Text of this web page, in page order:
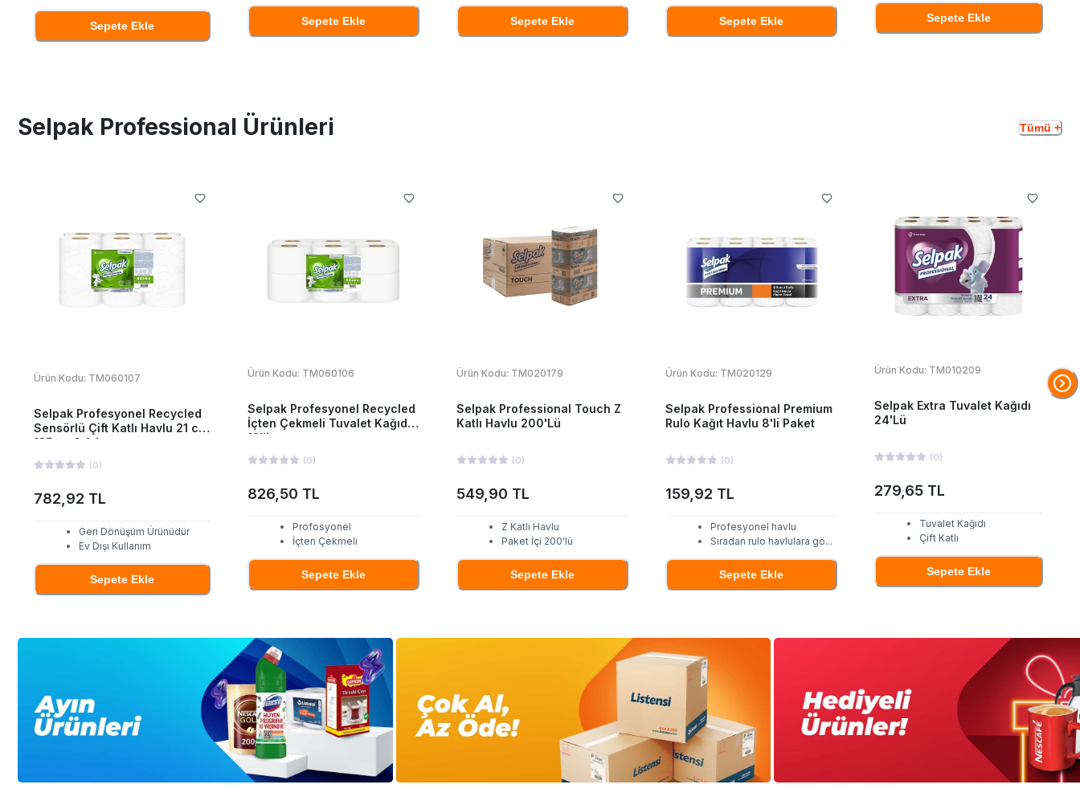
Sepete Ekle Sepete Ekle Sepete Ekle Sepete Ekle Sepete Ekle
Selpak Professional Ürünleri Tümü +
Ürün Kodu: TM060107
Selpak Profesyonel Recycled
Sensörlü Çift Katlı Havlu 21 cm
135 mt 6 Adet
(0)
782,92 TL
Geri Dönüşüm Ürünüdür
Ev Dışı Kullanım
Sepete Ekle
Ürün Kodu: TM060106
Selpak Profesyonel Recycled
İçten Çekmeli Tuvalet Kağıdı
12'li
(0)
826,50 TL
Profosyonel
İçten Çekmeli
Sepete Ekle
Ürün Kodu: TM020179
Selpak Professional Touch Z
Katlı Havlu 200'Lü
(0)
549,90 TL
Z Katlı Havlu
Paket İçi 200'lü
Sepete Ekle
Ürün Kodu: TM020129
Selpak Professional Premium
Rulo Kağıt Havlu 8'li Paket
(0)
159,92 TL
Profesyonel havlu
Sıradan rulo havlulara gö...
Sepete Ekle
Ürün Kodu: TM010209
Selpak Extra Tuvalet Kağıdı
24'Lü
(0)
279,65 TL
Tuvalet Kağıdı
Çift Katlı
Sepete Ekle